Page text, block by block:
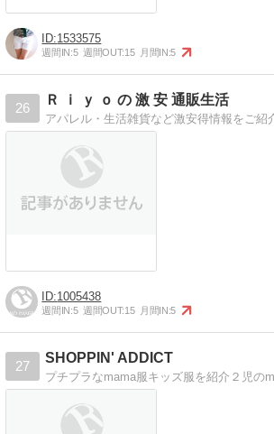
1533575
週間IN:5 週間OUT:15 月間IN:5
26
Ｒ ｉ ｙ ｏ の 激 安 通販生活
1005438
週間IN:5 週間OUT:15 月間IN:5
27
SHOPPIN' ADDICT